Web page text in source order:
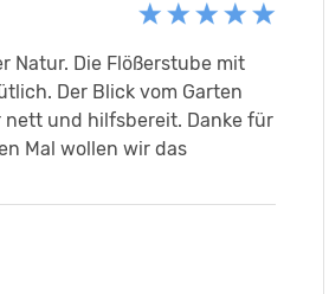
Natur. Die Flößerstube mit
Der Blick vom Garten
und hilfsbereit. Danke für
Mal wollen wir das